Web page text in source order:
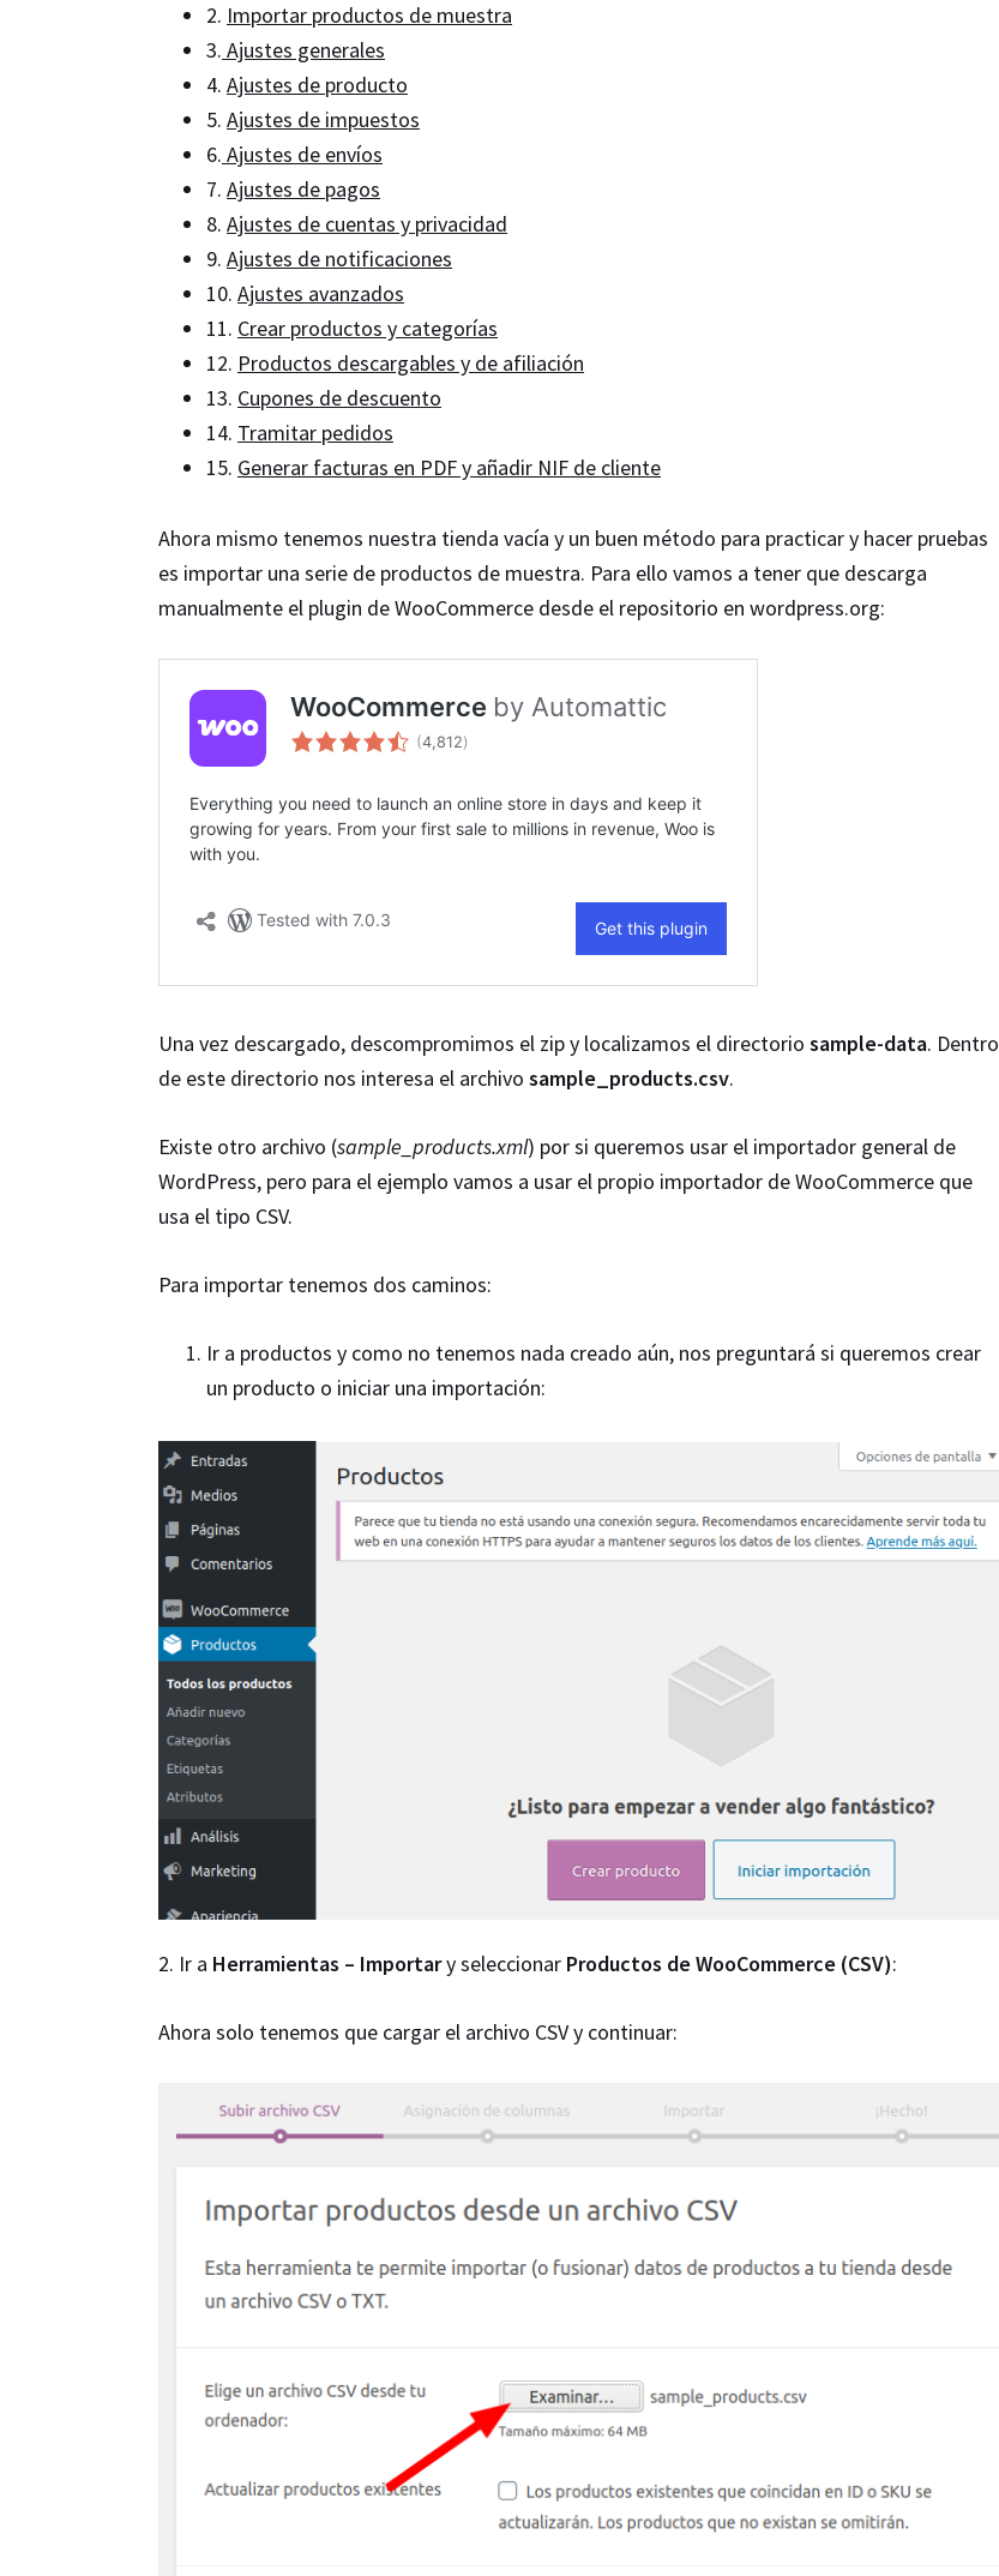
2. Importar productos de muestra
3. Ajustes generales
4. Ajustes de producto
5. Ajustes de impuestos
6. Ajustes de envíos
7. Ajustes de pagos
8. Ajustes de cuentas y privacidad
9. Ajustes de notificaciones
10. Ajustes avanzados
11. Crear productos y categorías
12. Productos descargables y de afiliación
13. Cupones de descuento
14. Tramitar pedidos
15. Generar facturas en PDF y añadir NIF de cliente
Ahora mismo tenemos nuestra tienda vacía y un buen método para practicar y hacer pruebas
es importar una serie de productos de muestra. Para ello vamos a tener que descarga
manualmente el plugin de WooCommerce desde el repositorio en wordpress.org:
Una vez descargado, descompromimos el zip y localizamos el directorio sample-data. Dentro
de este directorio nos interesa el archivo sample_products.csv.
Existe otro archivo (sample_products.xml) por si queremos usar el importador general de
WordPress, pero para el ejemplo vamos a usar el propio importador de WooCommerce que
usa el tipo CSV.
Para importar tenemos dos caminos:
Ir a productos y como no tenemos nada creado aún, nos preguntará si queremos crear
un producto o iniciar una importación:
2. Ir a Herramientas – Importary seleccionar Productos de WooCommerce (CSV):
Ahora solo tenemos que cargar el archivo CSV y continuar: